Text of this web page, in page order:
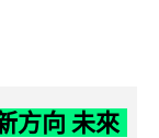
方向 未來